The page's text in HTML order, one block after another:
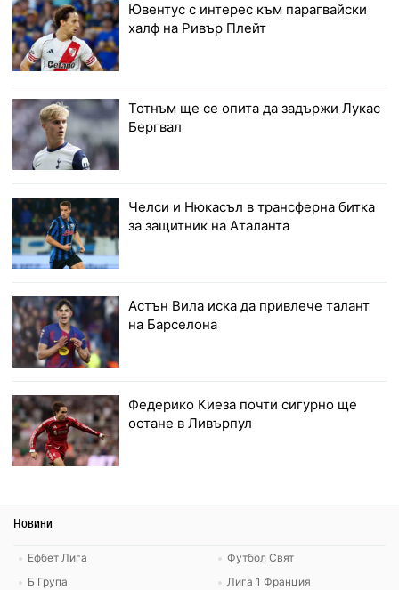
Ювентус с интерес към парагвайски
халф на Ривър Плейт
Тотнъм ще се опита да задържи Лукас
Бергвал
Челси и Нюкасъл в трансферна битка
за защитник на Аталанта
Астън Вила иска да привлече талант
на Барселона
Федерико Киеза почти сигурно ще
остане в Ливърпул
Новини
Ефбет Лига
Б Група
Футбол Свят
Лига 1 Франция